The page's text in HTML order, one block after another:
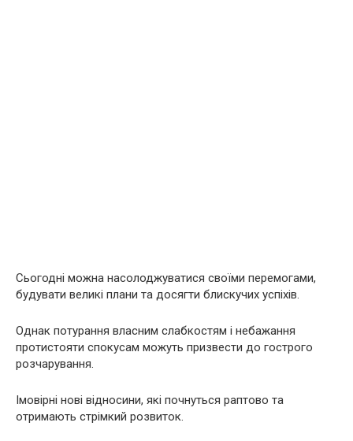
Сьогодні можна насолоджуватися своїми перемогами,
будувати великі плани та досягти блискучих успіхів.
Однак потурання власним слабкостям і небажання
протистояти спокусам можуть призвести до гострого
розчарування.
Імовірні нові відносини, які почнуться раптово та
отримають стрімкий розвиток.